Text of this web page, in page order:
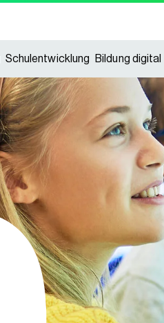
Schulentwicklung Bildung digital